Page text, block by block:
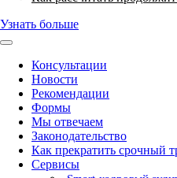
Узнать больше
Консультации
Новости
Рекомендации
Формы
Мы отвечаем
Законодательство
Как прекратить срочный
Сервисы